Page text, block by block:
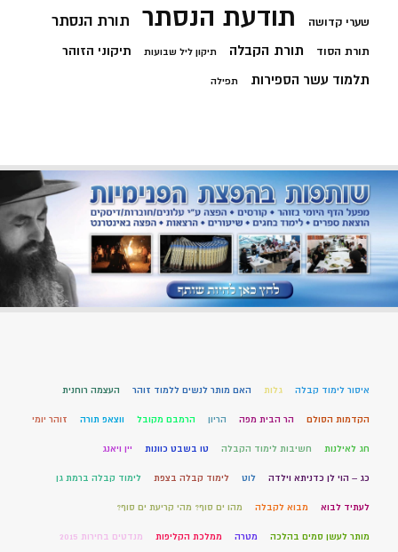
שערי קדושה תודעת הנסתר תורת הנסתר
תורת הסוד תורת הקבלה תיקון ליל שבועות תיקוני הזוהר
תלמוד עשר הספירות תפילה
איסור לימוד קבלה גלות האם מותר לנשים ללמוד זוהר העצמה רוחנית
הקדמות הסולם הר הבית מפה הריון הרמבם מקובל ווצאפ תורה זוהר יומי
חג לאילנות חשיבות לימוד הקבלה טו בשבט כוונות יין ויאנג
כג – הוי לן כדניתא וילדה לוט לימוד קבלה בצפת לימוד קבלה ברמת גן
לעתיד לבוא מבוא לקבלה מהו ים סוף? מהי קריעת ים סוף?
מותר לעשן סמים בהלכה מטרה ממלכת הקליפות מנדטים בחירות 2015